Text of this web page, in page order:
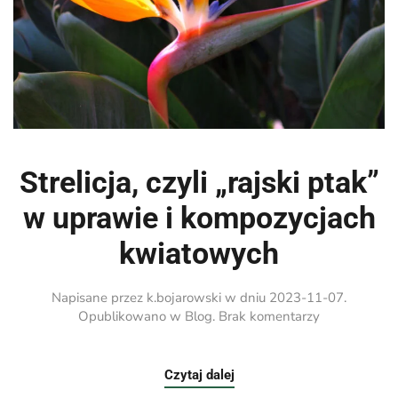
Strelicja, czyli „rajski ptak”
w uprawie i kompozycjach
kwiatowych
Napisane przez k.bojarowski w dniu 2023-11-07.
Opublikowano w Blog. Brak komentarzydo
Czytaj dalej